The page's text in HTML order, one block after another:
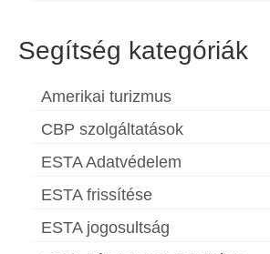
Segítség kategóriák
Amerikai turizmus
CBP szolgáltatások
ESTA Adatvédelem
ESTA frissítése
ESTA jogosultság